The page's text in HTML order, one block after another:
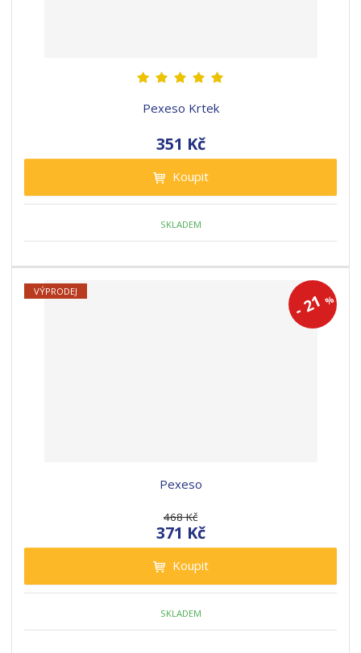
Pexeso Krtek
351 Kč
Koupit
SKLADEM
-21%
VÝPRODEJ
Pexeso
468 Kč
371 Kč
Koupit
SKLADEM